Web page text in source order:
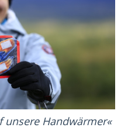
unsere Handwärmer